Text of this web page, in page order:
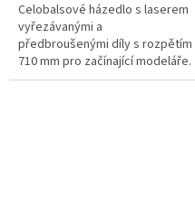
Celobalsové házedlo s laserem
vyřezávanými a
předbroušenými díly s rozpětím
710 mm pro začínající modeláře.
Ideální jako první stavebnice pro